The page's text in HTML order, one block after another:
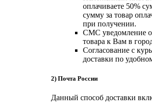
оплачиваете 50%
сумму за товар
при получении.
СМС уведомление
товара к Вам в
Согласование с
доставки по
2) Почта России
Данный способ доставки